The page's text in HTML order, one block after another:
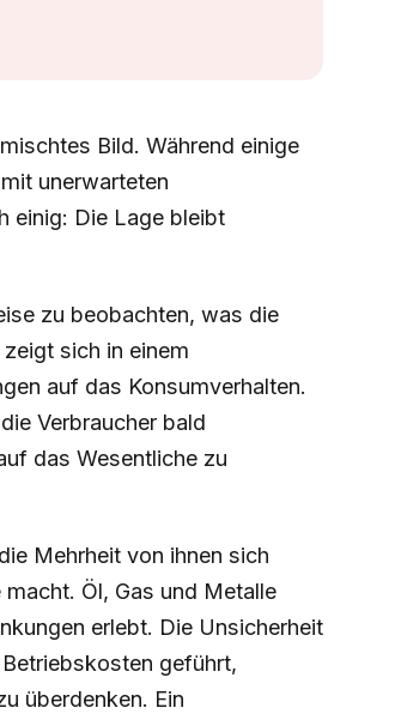
Bild. Während einige
unerwarteten
einig: Die Lage bleibt
zu beobachten, was die
sich in einem
auf das Konsumverhalten.
Verbraucher bald
das Wesentliche zu
Mehrheit von ihnen sich
Öl, Gas und Metalle
erlebt. Die Unsicherheit
geführt,
überdenken. Ein